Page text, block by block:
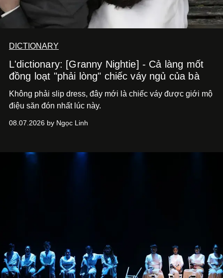
DICTIONARY
L'dictionary: [Granny Nightie] - Cả làng mốt
đồng loạt "phải lòng" chiếc váy ngủ của bà
Không phải slip dress, đây mới là chiếc váy được giới mộ
điệu săn đón nhất lúc này.
08.07.2026 by Ngọc Linh